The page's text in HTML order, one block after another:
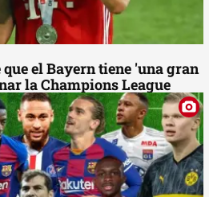
el Bayern tiene 'una gran
la Champions League